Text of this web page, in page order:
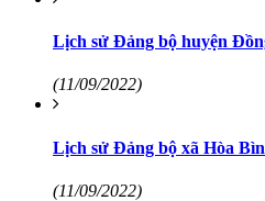
Lịch sử Đảng bộ huyện
(11/09/2022)
Lịch sử Đảng bộ xã Hòa
(11/09/2022)